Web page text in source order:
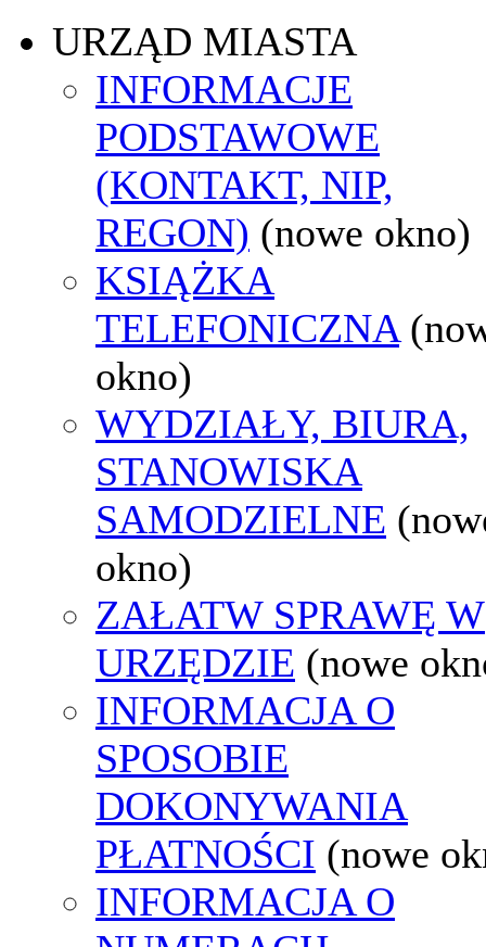
URZĄD MIASTA
INFORMACJE
PODSTAWOWE
(KONTAKT, NIP,
REGON) (nowe okno)
KSIĄŻKA
TELEFONICZNA
okno)
WYDZIAŁY, BIURA,
STANOWISKA
SAMODZIELNE
okno)
ZAŁATW SPRAWĘ W
URZĘDZIE (nowe
INFORMACJA O
SPOSOBIE
DOKONYWANIA
PŁATNOŚCI (nowe
INFORMACJA O